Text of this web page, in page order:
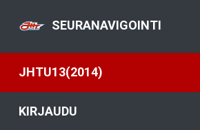
SEURANAVIGOINTI
JHTU13(2014)
KIRJAUDU